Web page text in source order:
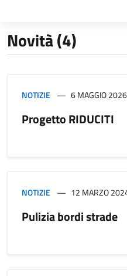
Novità (4)
NOTIZIE 6 MAGGIO 2026
Progetto RIDUCITI
NOTIZIE 12 MARZO
Pulizia bordi strade